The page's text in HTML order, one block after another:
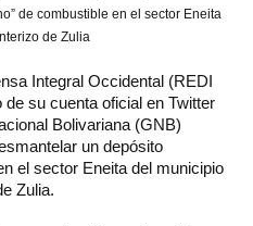
de combustible en el sector Eneita
de Zulia
Integral Occidental (REDI
su cuenta oficial en Twitter
Bolivariana (GNB)
un depósito
el sector Eneita del municipio
Zulia.